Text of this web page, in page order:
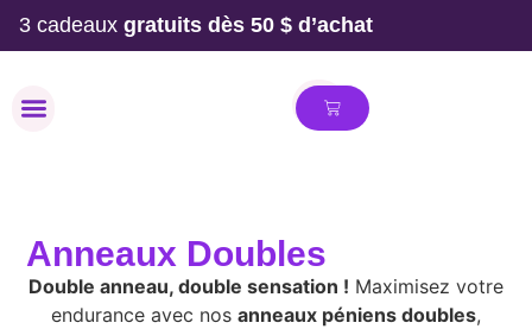
3 cadeaux gratuits dès 50 $ d’achat
Anneaux Doubles
Double anneau, double sensation ! Maximisez votre
endurance avec nos anneaux péniens doubles,